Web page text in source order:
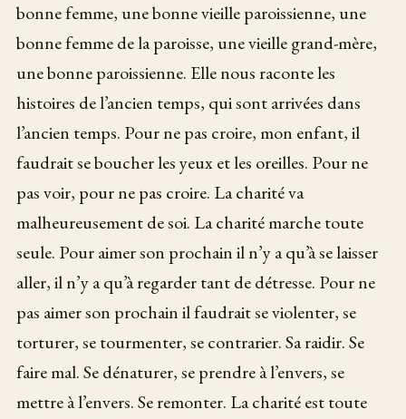
bonne femme, une bonne vieille paroissienne, une
bonne femme de la paroisse, une vieille grand-mère,
une bonne paroissienne. Elle nous raconte les
histoires de l’ancien temps, qui sont arrivées dans
l’ancien temps. Pour ne pas croire, mon enfant, il
faudrait se boucher les yeux et les oreilles. Pour ne
pas voir, pour ne pas croire. La charité va
malheureusement de soi. La charité marche toute
seule. Pour aimer son prochain il n’y a qu’à se laisser
aller, il n’y a qu’à regarder tant de détresse. Pour ne
pas aimer son prochain il faudrait se violenter, se
torturer, se tourmenter, se contrarier. Sa raidir. Se
faire mal. Se dénaturer, se prendre à l’envers, se
mettre à l’envers. Se remonter. La charité est toute